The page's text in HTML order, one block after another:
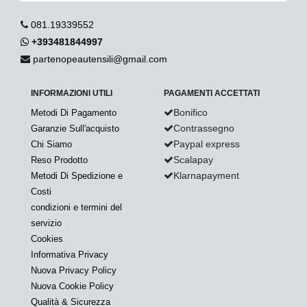
081.19339552
+393481844997
partenopeautensili@gmail.com
INFORMAZIONI UTILI
Metodi Di Pagamento
Garanzie Sull'acquisto
Chi Siamo
Reso Prodotto
Metodi Di Spedizione e
Costi
condizioni e termini del
servizio
Cookies
Informativa Privacy
Nuova Privacy Policy
Nuova Cookie Policy
Qualità & Sicurezza
PAGAMENTI ACCETTATI
Bonifico
Contrassegno
Paypal express
Scalapay
Klarnapayment